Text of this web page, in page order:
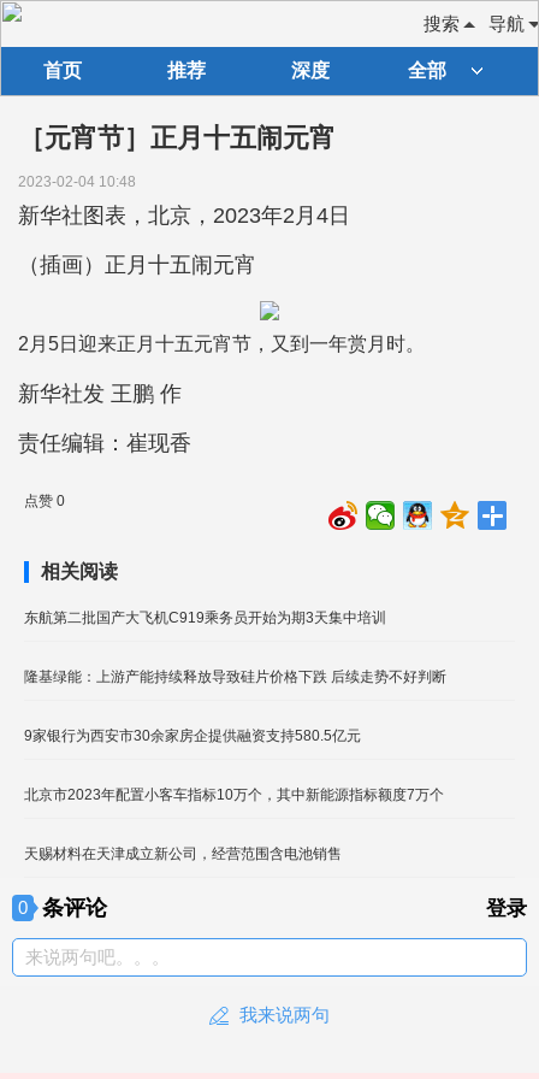
导航
搜索
首页 推荐 深度 全部
［元宵节］正月十五闹元宵
2023-02-04 10:48
新华社图表，北京，2023年2月4日
（插画）正月十五闹元宵
2月5日迎来正月十五元宵节，又到一年赏月时。
新华社发 王鹏 作
责任编辑：崔现香
点赞 0
相关阅读
东航第二批国产大飞机C919乘务员开始为期3天集中培训
隆基绿能：上游产能持续释放导致硅片价格下跌 后续走势不好判断
9家银行为西安市30余家房企提供融资支持580.5亿元
北京市2023年配置小客车指标10万个，其中新能源指标额度7万个
天赐材料在天津成立新公司，经营范围含电池销售
0 条评论 登录
来说两句吧。。。
我来说两句